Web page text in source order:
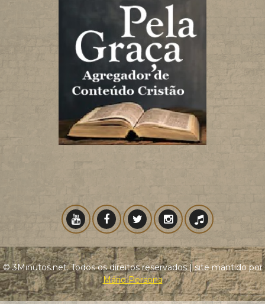
© 3Minutos.net. Todos os direitos reservados | site mantido por
Mário Persona